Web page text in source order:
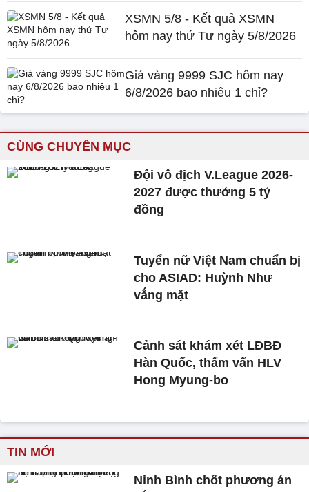
XSMN 5/8 - Kết quả XSMN
hôm nay thứ Tư ngày 5/8/2026
Giá vàng 9999 SJC hôm nay
6/8/2026 bao nhiêu 1 chỉ?
CÙNG CHUYÊN MỤC
Đội vô địch V.League 2026-
2027 được thưởng 5 tỷ
đồng
Tuyển nữ Việt Nam chuẩn bị
cho ASIAD: Huỳnh Như
vắng mặt
Cảnh sát khám xét LĐBĐ
Hàn Quốc, thẩm vấn HLV
Hong Myung-bo
TIN MỚI
Ninh Bình chốt phương án